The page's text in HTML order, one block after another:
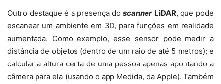
Outro destaque é a presença doscanner LiDAR, que pode
escanear um ambiente em 3D, para funções em realidade
aumentada. Como exemplo, esse sensor pode medir a
distância de objetos (dentro de um raio de até 5 metros); e
calcular a altura certa de uma pessoa apenas apontando a
câmera para ela (usando o app Medida, da Apple). Também